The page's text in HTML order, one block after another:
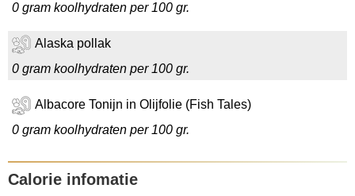
0 gram koolhydraten per 100 gr.
Alaska pollak
0 gram koolhydraten per 100 gr.
Albacore Tonijn in Olijfolie (Fish Tales)
0 gram koolhydraten per 100 gr.
Calorie infomatie